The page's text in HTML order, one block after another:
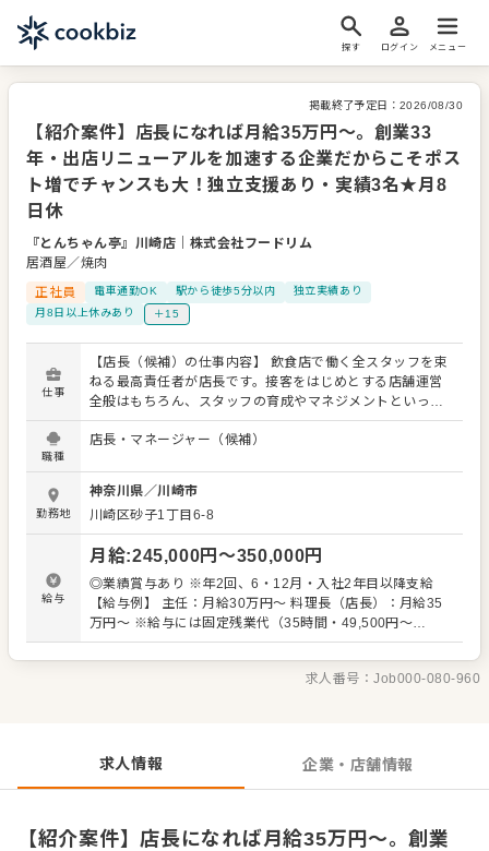
探す ログイン メニュー
掲載終了予定日： 2026/08/30
【紹介案件】店長になれば月給35万円～。創業33
年・出店リニューアルを加速する企業だからこそポス
ト増でチャンスも大！独立支援あり・実績3名★月8
日休
『とんちゃん亭』川崎店
株式会社フードリム
居酒屋／焼肉
正社員
電車通勤OK 駅から徒歩5分以内
独立実績あり
月8日以上休みあり
＋15
仕事
【店長（候補）の仕事内容】 飲食店で働く全スタッフを束
ねる最高責任者が店長です。接客をはじめとする店舗運営
全般はもちろん、スタッフの育成やマネジメントといった
重要な役割を担います。また、販促イベントやキャンペー
ンの企画など売上に直結するやりがいある業務がメインと
大きく飛躍されることを期待しています。 また、全体のオ
ペレーション改善や構築もお任せしますので、あなたなら
ではのアイデアを積極的に発信してください。 【具体的に
は…】 ・ホール、キッチンの全体管理 ・予約管理、電話対
応 ・接客、サービス全般 ・スタッフへの指示出し、動きの
確認 ・売上管理、発注業務、在庫管理 ・スタッフの育成や
マネジメント、シフト管理 など 入社後はスキルに合わせ
た業務からお任せしますので、徐々に業務の幅を広げてい
をサポートしますので、店長経験がない方も安心してスタ
ートできる環境です。 将来のキャリアとして、SVやエリア
は、エントリーいただくか『クックビズ転職支援窓口』ま
でお問合せください！
職種
店長・マネージャー（候補）
勤務地
神奈川県／川崎市
川崎区砂子1丁目6-8
給与
月給:245,000円〜350,000円
◎業績賞与あり ※年2回、6・12月・入社2年目以降支給
【給与例】 主任：月給30万円～ 料理長（店長）：月給35
万円～ ※給与には固定残業代（35時間・49,500円～
104,600円）を含む。超過分は別途支給 【試用期間】 3ヶ
月：期間中の給与は変わらず
求人番号：Job000-080-960
求人情報 企業・店舗情報
【紹介案件】店長になれば月給35万円～。創業